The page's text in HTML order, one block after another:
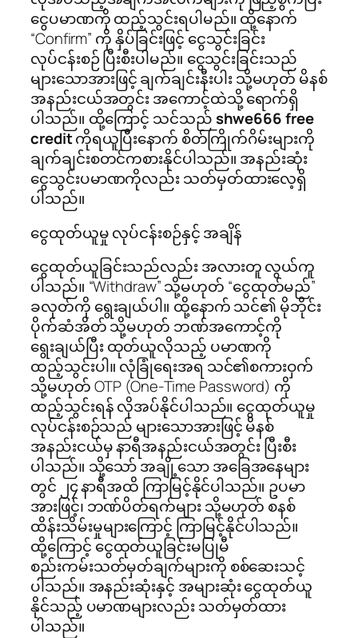
ငွေပမာဏကို ထည့်သွင်းရပါမည်။ ထို့နောက်
“Confirm” ကို နှိပ်ခြင်းဖြင့် ငွေသွင်းခြင်း
လုပ်ငန်းစဉ် ပြီးစီးပါမည်။ ငွေသွင်းခြင်းသည်
များသောအားဖြင့် ချက်ချင်းနီးပါး သို့မဟုတ် မိနစ်
အနည်းငယ်အတွင်း အကောင့်ထဲသို့ ရောက်ရှိ
ပါသည်။ ထို့ကြောင့် သင်သည်shwe666 free
creditကိုရယူပြီးနောက် စိတ်ကြိုက်ဂိမ်းများကို
ချက်ချင်းစတင်ကစားနိုင်ပါသည်။ အနည်းဆုံး
ငွေသွင်းပမာဏကိုလည်း သတ်မှတ်ထားလေ့ရှိ
ပါသည်။
ငွေထုတ်ယူမှု လုပ်ငန်းစဉ်နှင့် အချိန်
ငွေထုတ်ယူခြင်းသည်လည်း အလားတူ လွယ်ကူ
ပါသည်။ “Withdraw” သို့မဟုတ် “ငွေထုတ်မည်”
ခလုတ်ကို ရွေးချယ်ပါ။ ထို့နောက် သင်၏ မိုဘိုင်း
ပိုက်ဆံအိတ် သို့မဟုတ် ဘဏ်အကောင့်ကို
ရွေးချယ်ပြီး ထုတ်ယူလိုသည့် ပမာဏကို
ထည့်သွင်းပါ။ လုံခြုံရေးအရ သင်၏စကားဝှက်
သို့မဟုတ် OTP (One-Time Password) ကို
ထည့်သွင်းရန် လိုအပ်နိုင်ပါသည်။ ငွေထုတ်ယူမှု
လုပ်ငန်းစဉ်သည် များသောအားဖြင့် မိနစ်
အနည်းငယ်မှ နာရီအနည်းငယ်အတွင်း ပြီးစီး
ပါသည်။ သို့သော် အချို့သော အခြေအနေများ
တွင် ၂၄ နာရီအထိ ကြာမြင့်နိုင်ပါသည်။ ဥပမာ
အားဖြင့်၊ ဘဏ်ပိတ်ရက်များ သို့မဟုတ် စနစ်
ထိန်းသိမ်းမှုများကြောင့် ကြာမြင့်နိုင်ပါသည်။
ထို့ကြောင့် ငွေထုတ်ယူခြင်းမပြုမီ
စည်းကမ်းသတ်မှတ်ချက်များကို စစ်ဆေးသင့်
ပါသည်။ အနည်းဆုံးနှင့် အများဆုံး ငွေထုတ်ယူ
နိုင်သည့် ပမာဏများလည်း သတ်မှတ်ထား
ပါသည်။